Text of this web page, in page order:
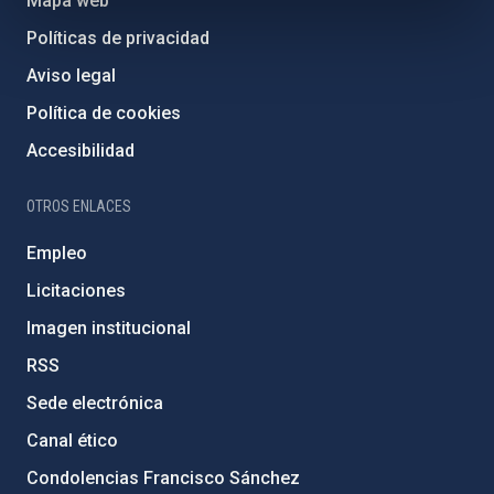
Políticas de privacidad
Aviso legal
Política de cookies
Accesibilidad
OTROS ENLACES
Empleo
Licitaciones
Imagen institucional
RSS
Sede electrónica
Canal ético
Condolencias Francisco Sánchez